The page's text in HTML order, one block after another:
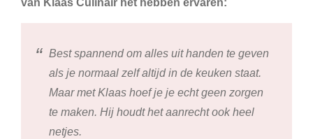
van Klaas Culinair het hebben ervaren:
Best spannend om alles uit handen te geven
als je normaal zelf altijd in de keuken staat.
Maar met Klaas hoef je je echt geen zorgen
te maken. Hij houdt het aanrecht ook heel
netjes.